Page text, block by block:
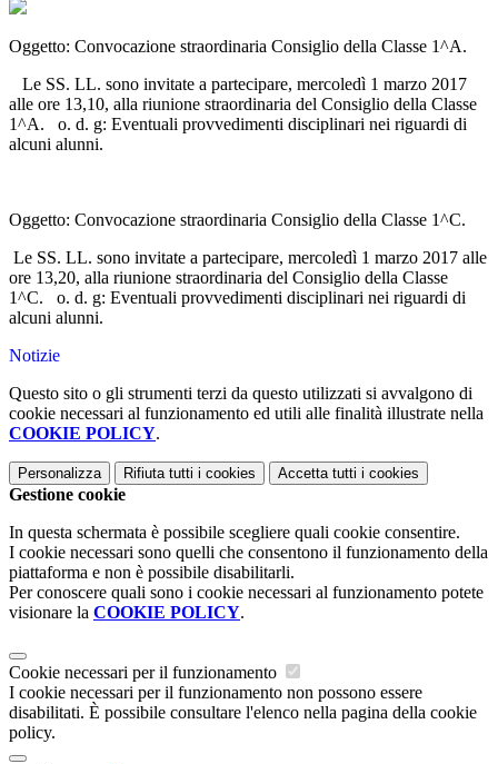
Oggetto: Convocazione straordinaria Consiglio della Classe 1^A.
Le SS. LL. sono invitate a partecipare, mercoledì 1 marzo 2017
alle ore 13,10, alla riunione straordinaria del Consiglio della Classe
1^A. o. d. g: Eventuali provvedimenti disciplinari nei riguardi di
alcuni alunni.
Oggetto: Convocazione straordinaria Consiglio della Classe 1^C.
Le SS. LL. sono invitate a partecipare, mercoledì 1 marzo 2017 alle
ore 13,20, alla riunione straordinaria del Consiglio della Classe
1^C. o. d. g: Eventuali provvedimenti disciplinari nei riguardi di
alcuni alunni.
Notizie
Questo sito o gli strumenti terzi da questo utilizzati si avvalgono di
cookie necessari al funzionamento ed utili alle finalità illustrate nella
COOKIE POLICY.
Personalizza Rifiuta tutti i cookies Accetta tutti i cookies
Gestione cookie
In questa schermata è possibile scegliere quali cookie consentire.
I cookie necessari sono quelli che consentono il funzionamento della
piattaforma e non è possibile disabilitarli.
Per conoscere quali sono i cookie necessari al funzionamento potete
visionare la COOKIE POLICY.
Cookie necessari per il funzionamento
I cookie necessari per il funzionamento non possono essere
disabilitati. È possibile consultare l'elenco nella pagina della cookie
policy.